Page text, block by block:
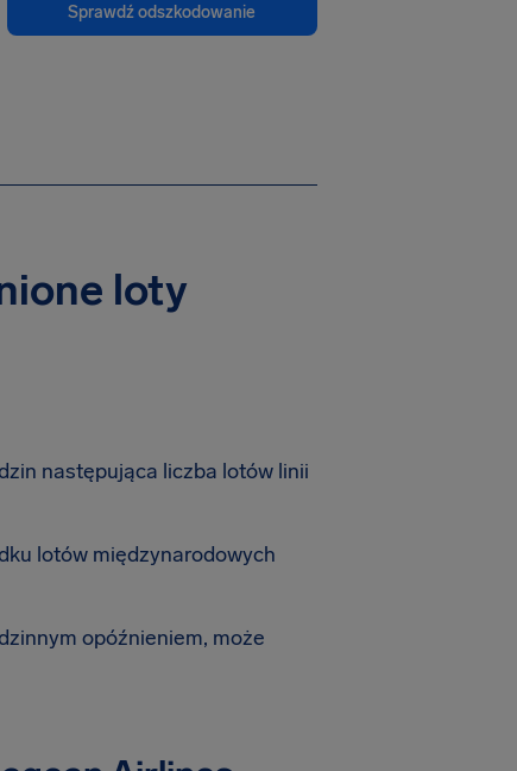
Sprawdź odszkodowanie
loty
następująca liczba lotów linii
lotów międzynarodowych
opóźnieniem, może